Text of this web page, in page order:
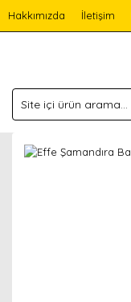
Hakkımızda İletişim